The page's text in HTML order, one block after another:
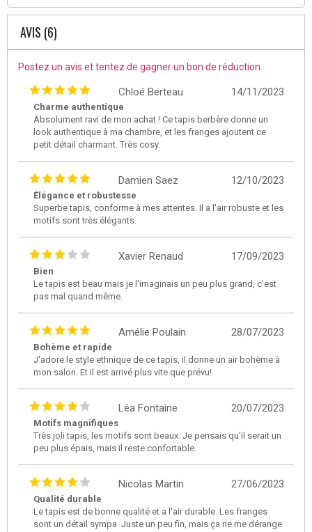
AVIS (6)
Postez un avis et tentez de gagner un bon de réduction.
14/11/2023
Chloé Berteau
Charme authentique
Absolument ravi de mon achat ! Ce tapis berbère donne un
look authentique à ma chambre, et les franges ajoutent ce
petit détail charmant. Très cosy.
12/10/2023
Damien Saez
Élégance et robustesse
Superbe tapis, conforme à mes attentes. Il a l'air robuste et les
motifs sont très élégants.
17/09/2023
Xavier Renaud
Bien
Le tapis est beau mais je l'imaginais un peu plus grand, c’est
pas mal quand même.
28/07/2023
Amélie Poulain
Bohème et rapide
J'adore le style ethnique de ce tapis, il donne un air bohème à
mon salon. Et il est arrivé plus vite que prévu!
20/07/2023
Léa Fontaine
Motifs magnifiques
Très joli tapis, les motifs sont beaux. Je pensais qu'il serait un
peu plus épais, mais il reste confortable.
27/06/2023
Nicolas Martin
Qualité durable
Le tapis est de bonne qualité et a l'air durable. Les franges
sont un détail sympa. Juste un peu fin, mais ça ne me dérange